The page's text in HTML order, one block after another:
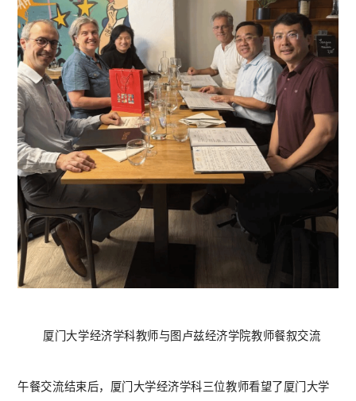
厦门大学经济学科教师与图卢兹经济学院教师餐叙交流
午餐交流结束后，厦门大学经济学科三位教师看望了厦门大学